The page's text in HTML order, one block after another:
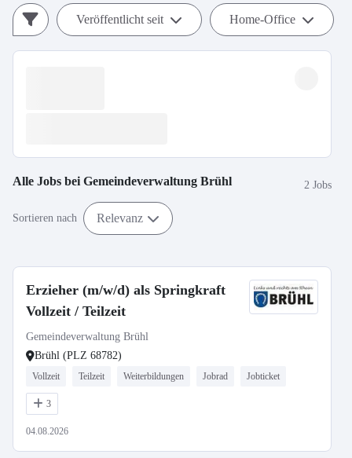
Veröffentlicht seit Home-Office
Alle Jobs bei Gemeindeverwaltung Brühl 2 Jobs
Sortieren nach Relevanz
Erzieher (m/w/d) als Springkraft
Vollzeit / Teilzeit
Gemeindeverwaltung Brühl
Brühl (PLZ 68782)
Vollzeit Teilzeit Weiterbildungen Jobrad Jobticket
3
04.08.2026